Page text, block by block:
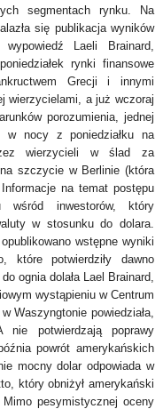
segmentach rynku. Na
się publikacja wyników
Laeli Brainard,
rynki finansowe
Grecji i innymi
wierzycielami, a już wczoraj
porozumienia, jednej
w nocy z poniedziałku na
wierzycieli w ślad za
szczycie w Berlinie (która
na temat postępu
wśród inwestorów, który
w stosunku do dolara.
wstępne wyniki
potwierdziły dawno
ognia dolała Lael Brainard,
wystąpieniu w Centrum
Waszyngtonie powiedziała,
potwierdzają poprawy
powrót amerykańskich
mocny dolar odpowiada w
który obniżył amerykański
pesymistycznej oceny